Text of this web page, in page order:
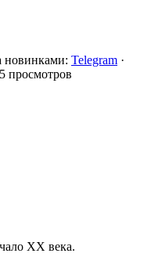
новинками: Telegram ·
просмотров
ХХ века.